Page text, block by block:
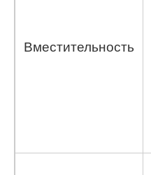
Вместительность